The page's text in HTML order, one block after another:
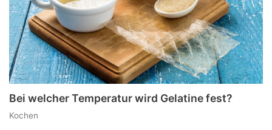
Bei welcher Temperatur wird Gelatine fest?
Kochen